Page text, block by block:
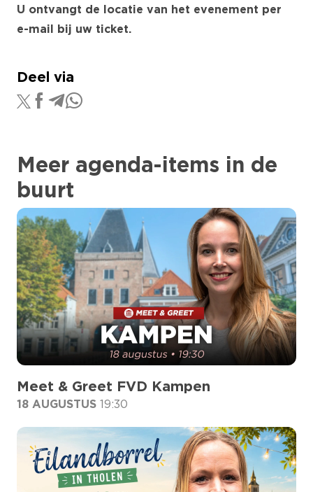
U ontvangt de locatie van het evenement per
e-mail bij uw ticket.
Deel via
Meer agenda-items in de
buurt
Meet & Greet FVD Kampen
18 AUGUSTUS 19:30